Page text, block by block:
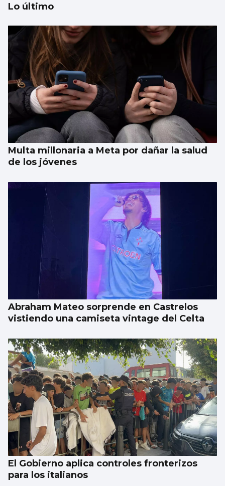
Aprendizaje para observar el ‘fin del
mundo’ sin riesgo
Lo último
Multa millonaria a Meta por dañar la salud
de los jóvenes
Abraham Mateo sorprende en Castrelos
vistiendo una camiseta vintage del Celta
El Gobierno aplica controles fronterizos
para los italianos